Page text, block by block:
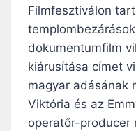
Filmfesztiválon
dokumentumfilm
kiárusítása címet
magyar adásának
Viktória és az
operatőr-producer